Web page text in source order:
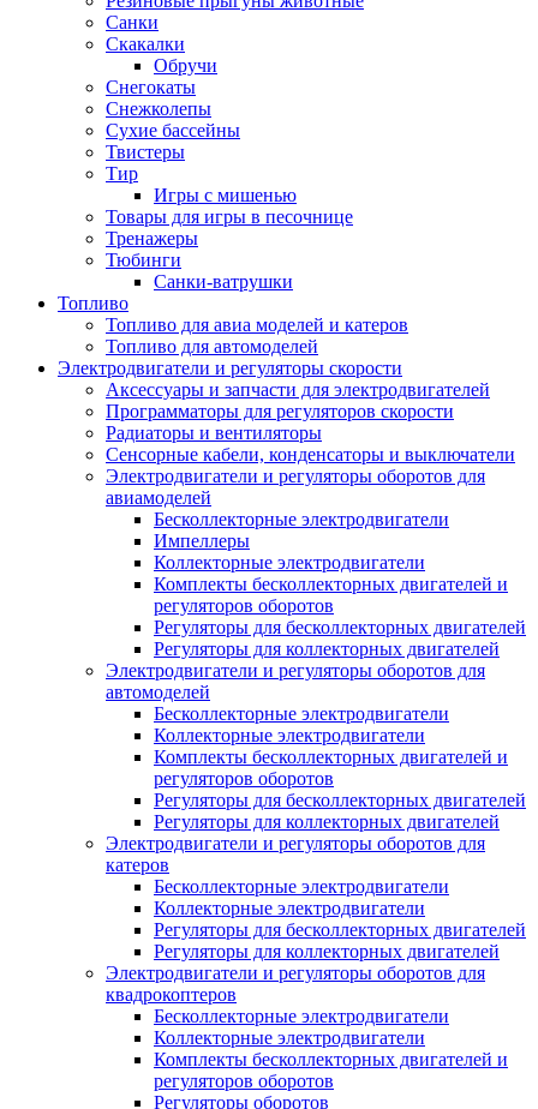
Санки
Скакалки
Обручи
Снегокаты
Снежколепы
Сухие бассейны
Твистеры
Тир
Игры с мишенью
Товары для игры в песочнице
Тренажеры
Тюбинги
Санки-ватрушки
Топливо
Топливо для авиа моделей и катеров
Топливо для автомоделей
Электродвигатели и регуляторы скорости
Аксессуары и запчасти для электродвигателей
Программаторы для регуляторов скорости
Радиаторы и вентиляторы
Сенсорные кабели, конденсаторы и выключатели
Электродвигатели и регуляторы оборотов для
авиамоделей
Бесколлекторные электродвигатели
Импеллеры
Коллекторные электродвигатели
Комплекты бесколлекторных двигателей и
регуляторов оборотов
Регуляторы для бесколлекторных двигателей
Регуляторы для коллекторных двигателей
Электродвигатели и регуляторы оборотов для
автомоделей
Бесколлекторные электродвигатели
Коллекторные электродвигатели
Комплекты бесколлекторных двигателей и
регуляторов оборотов
Регуляторы для бесколлекторных двигателей
Регуляторы для коллекторных двигателей
Электродвигатели и регуляторы оборотов для
катеров
Бесколлекторные электродвигатели
Коллекторные электродвигатели
Регуляторы для бесколлекторных двигателей
Регуляторы для коллекторных двигателей
Электродвигатели и регуляторы оборотов для
квадрокоптеров
Бесколлекторные электродвигатели
Коллекторные электродвигатели
Комплекты бесколлекторных двигателей и
регуляторов оборотов
Регуляторы оборотов